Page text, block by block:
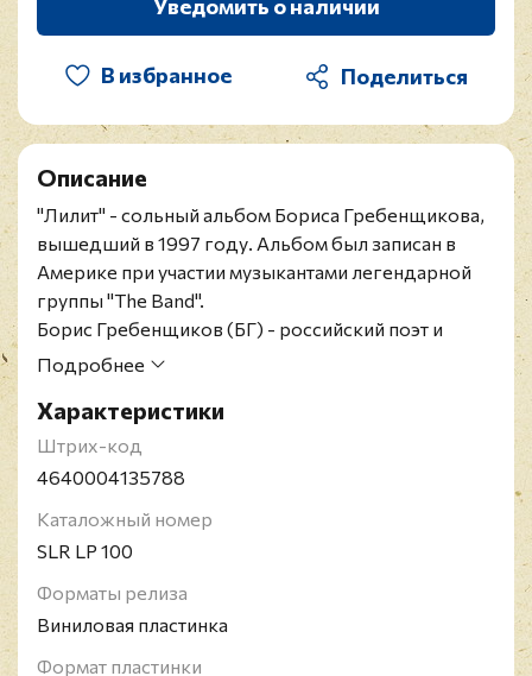
Уведомить о наличии
В избранное
Описание
"Лилит" - сольный альбом Бориса Гребенщикова,
вышедший в 1997 году. Альбом был записан в
Америке при участии музыкантами легендарной
группы "The Band".
Борис Гребенщиков (БГ) - российский поэт и
музыкант, композитор, певец и гитарист рок-
русской рок-музыки.
Настоящий материал (информация) произведён
иностранным агентом Гребенщиковым Борисом
Подробнее
Характеристики
Штрих-код
4640004135788
Каталожный номер
SLR LP 100
Форматы релиза
Виниловая пластинка
Формат пластинки